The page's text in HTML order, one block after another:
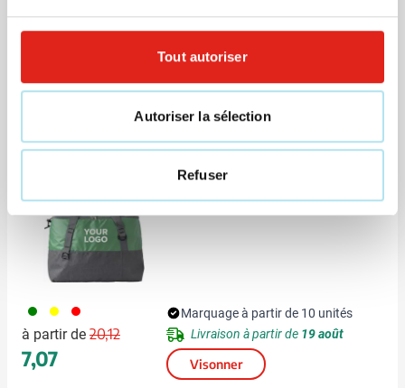
Tout autoriser
Autoriser la sélection
Refuser
Diamètre
0 cm
004 006 008
à partir de Prix normal
20,12 Prix spécial
7,07
Marquage à partir de 10 unités
Livraison à partir de 19 août
Visonner